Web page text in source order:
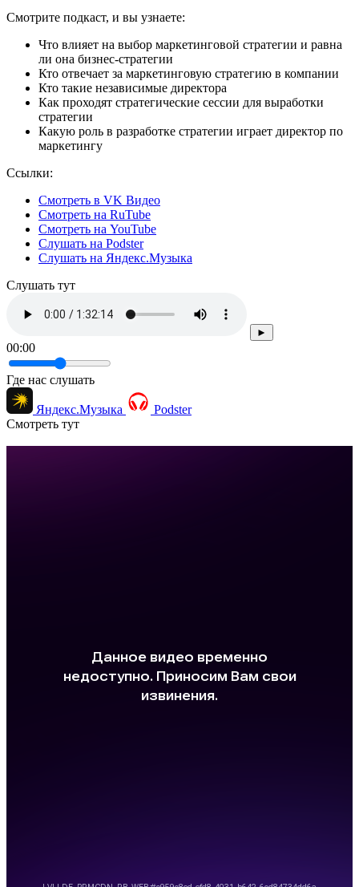
Смотрите подкаст, и вы узнаете:
Что влияет на выбор маркетинговой стратегии и равна
ли она бизнес-стратегии
Кто отвечает за маркетинговую стратегию в компании
Кто такие независимые директора
Как проходят стратегические сессии для выработки
стратегии
Какую роль в разработке стратегии играет директор по
маркетингу
Ссылки:
Смотреть в VK Видео
Смотреть на RuTube
Смотреть на YouTube
Слушать на Podster
Слушать на Яндекс.Музыка
Cлушать тут
►
00:00
Где нас слушать
Яндекс.Музыка
Podster
Смотреть тут